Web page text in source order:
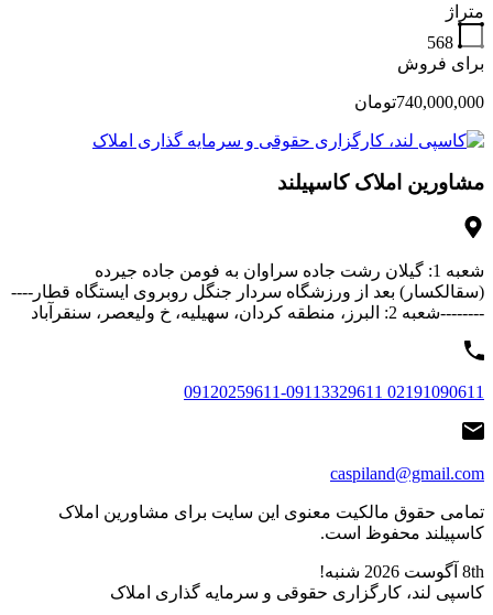
متراژ
568
برای فروش
740,000,000تومان
مشاورین املاک کاسپیلند
شعبه 1: گیلان رشت جاده سراوان به فومن جاده جیرده
(سقالکسار) بعد از ورزشگاه سردار جنگل روبروی ایستگاه قطار----
--------شعبه 2: البرز، منطقه کردان، سهیلیه، خ ولیعصر، سنقرآباد
02191090611 09120259611-09113329611
caspiland@gmail.com
تمامی حقوق مالکیت معنوی این ‌سایت برای مشاورین املاک
کاسپیلند محفوظ است.
8th آگوست 2026
شنبه!
کاسپی لند، کارگزاری حقوقی و سرمایه گذاری املاک